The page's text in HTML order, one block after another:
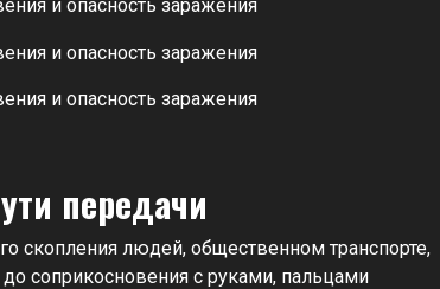
передачи
скопления людей, общественном транспорте,
соприкосновения с руками, пальцами